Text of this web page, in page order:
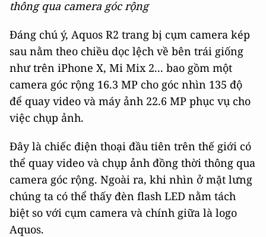
thông qua camera góc rộng
Đáng chú ý, Aquos R2 trang bị cụm camera kép
sau nằm theo chiều dọc lệch về bên trái giống
như trên iPhone X, Mi Mix 2... bao gồm một
camera góc rộng 16.3 MP cho góc nhìn 135 độ
để quay video và máy ảnh 22.6 MP phục vụ cho
việc chụp ảnh.
Đây là chiếc điện thoại đầu tiên trên thế giới có
thể quay video và chụp ảnh đồng thời thông qua
camera góc rộng. Ngoài ra, khi nhìn ở mặt lưng
chúng ta có thể thấy đèn flash LED nằm tách
biệt so với cụm camera và chính giữa là logo
Aquos.